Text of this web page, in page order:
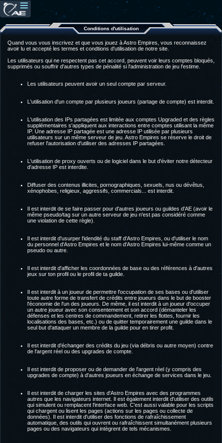
Conditions d'utilisation
Quand vous vous inscrivez et que vous jouez à Astro Empires, vous reconnaissez
avoir lu et accepté les termes et condtions d'utilisation de notre site.
Les utilisateurs qui ne respectent pas cet accord, peuvent voir leurs comptes bloqués,
supprimés ou souffrir d'autres types de pénalité si l'administration de jeu l'estime.
Les utilisateurs peuvent avoir un seul compte par serveur.
L'utilisation d'un compte par plusieurs joueurs (partage de compte) est interdit.
L'utilisation des IPs partagées est limitée aux comptes Upgraded et des règles
supplémentaires s'appliquent aux interactions entre comptes utilisant la même
IP. Une adresse IP partagée est une adresse IP utilisée par plusieurs
utilisateurs sur un même serveur de jeu. Astro Empires se réserve le droit de
refuser l'autorisation d'utiliser des adresses IP partagées.
L'utilisation de proxy ouverts ou de logiciel dans le but d'éviter notre détecteur
d'adresse IP est interdite.
Diffuser des contenus illicites, pornographiques, sexuels, nus ou dévêtus,
xénophobes, religieux, aggressifs, commercials... est interdit.
Il est interdit de se faire passer pour d'autres joueurs ou guildes d'AE (avoir le
même pseudo/tag sur un autre serveur de jeu n'est pas considéré comme
une violation de cette règle).
Il est interdit d'usurper l'idendité du staff d'Astro Empires, ou d'utiliser le nom
du personnel d'Astro Empires et le nom d'Astro Empires lui-même comme un
pseudo ou autre.
Il est interdit d'afficher les coordonnées de base ou des références à d'autres
jeux sur ton profil ou le profil de ta guilde.
Il est interdit à un joueur de permettre l'occupation de ses bases ou d'utiliser
toute autre forme de transfert de crédits entre joueurs dans le but de booster
l'économie de l'un des joueurs. De même, il est interdit à un joueur d'occuper
un autre joueur avec son consentement et son accord (démanteler les
défenses et les centres de commandement, retirer les flottes, fournir les
localisations des bases, etc.) ou de quitter temporairement une guilde dans le
seul but d'attaquer un membre de la guilde pour en tirer profit.
Il est interdit d'échanger des crédits du jeu (via débris ou autre moyen) contre
de l'argent réel ou des upgrades de compte.
Il est interdit de proposer ou de demander de l'argent réel (y compris des
upgrades de compte) à d'autres joueurs en échange de services dans le jeu.
Il est interdit de charger les sites d'Astro Empires avec des programmes
autres que les navigateurs internet. Il est également interdit d'utiliser des outils
qui simulent ou remplacent l'interface web. C'est aussi valable pour les scripts
qui chargent ou lisent les pages (actions sur les pages ou collecte de
données). Il est interdit d'utiliser des fonctions de rafraîchissement
automatique, des outils qui ouvrent ou rafraîchissent simultanément plusieurs
pages ou des navigateurs qui intègrent de tels mécanismes.